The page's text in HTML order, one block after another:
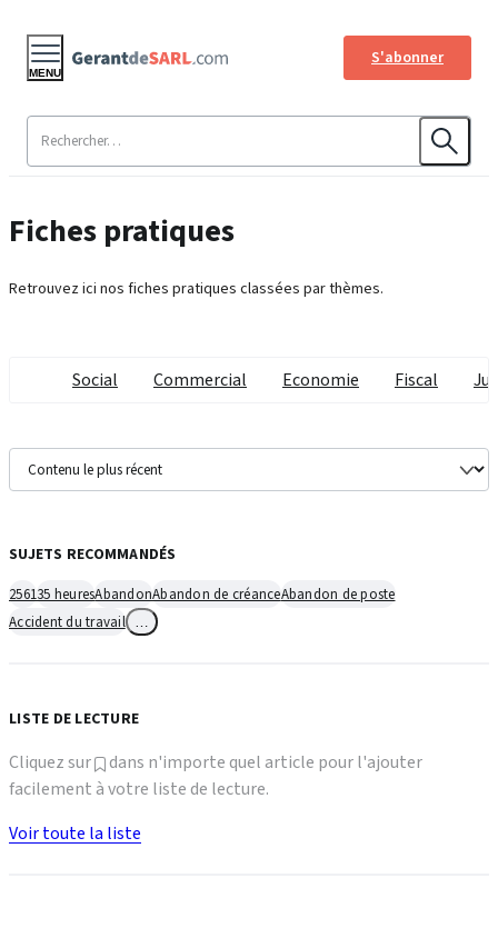
S'abonner
MENU
Fiches pratiques
Retrouvez ici nos fiches pratiques classées par thèmes.
Social Commercial Economie Fiscal
SUJETS RECOMMANDÉS
256135 heuresAbandonAbandon de créanceAbandon de poste
Accident du travail
LISTE DE LECTURE
Cliquez sur
dans n'importe quel article pour l'ajouter
facilement à votre liste de lecture.
Voir toute la liste